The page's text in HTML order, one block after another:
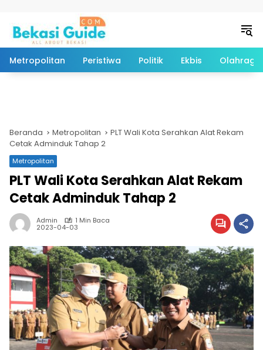
Metropolitan Peristiwa Politik Ekbis Olahraga
Beranda Metropolitan
PLT Wali Kota Serahkan Alat Rekam
Cetak Adminduk Tahap 2
Metropolitan
PLT Wali Kota Serahkan Alat Rekam
Cetak Adminduk Tahap 2
Admin 1 Min Baca
2023-04-03